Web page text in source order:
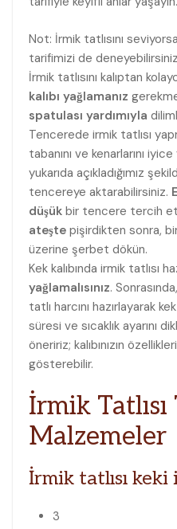
Not: İrmik tatlısını
tarifimizi de
İrmik tatlısını kalıptan
kalıbı yağlamanız
spatulası yardımıyla
Tencerede irmik tatlısı
tabanını ve kenarlarını iyice
yukarıda açıkladığımız
tencereye aktarabilirsiniz.
düşük bir tencere tercih
ateşte pişirdikten sonra,
üzerine şerbet dökün.
Kek kalıbında irmik tatlısı
yağlamalısınız.
tatlı harcını hazırlayarak
süresi ve sıcaklık ayarını
öneririz; kalıbınızın
gösterebilir.
İrmik
Malzemeler
İrmik tatlısı keki
3